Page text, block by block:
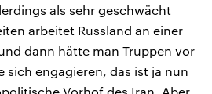
als sehr geschwächt
arbeitet Russland an einer
dann hätte man Truppen vor
sich engagieren, das ist ja nun